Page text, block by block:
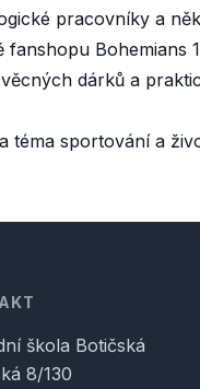
pracovníky a
Bohemians
dárků a
téma sportování a
škola Botičská
8/130